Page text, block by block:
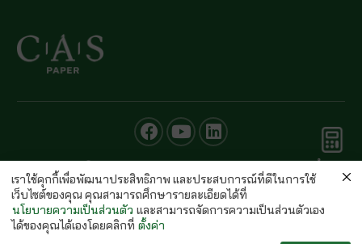
© CAS PAPER All rights Reserved
นโยบายคุ้มครองข้อมูลส่วนบุคคลของ (C.A.S. Privacy Policy)
พนักงานบริษัท
คำนวณ
กระดาษ
เราใช้คุกกี้เพื่อพัฒนาประสิทธิภาพ และประสบการณ์ที่ดีในการใช้
เว็บไซต์ของคุณ คุณสามารถศึกษารายละเอียดได้ที่
นโยบายความเป็นส่วนตัว และสามารถจัดการความเป็นส่วนตัวเอง
ได้ของคุณได้เองโดยคลิกที่ ตั้งค่า